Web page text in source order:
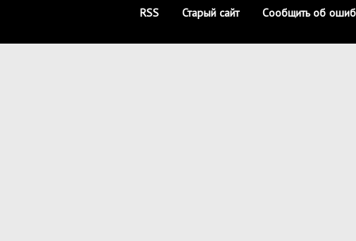
RSS Старый сайт Сообщить об